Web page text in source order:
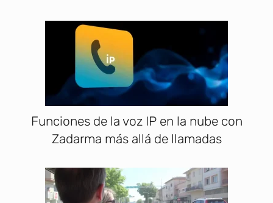
Funciones de la voz IP en la nube con
Zadarma más allá de llamadas